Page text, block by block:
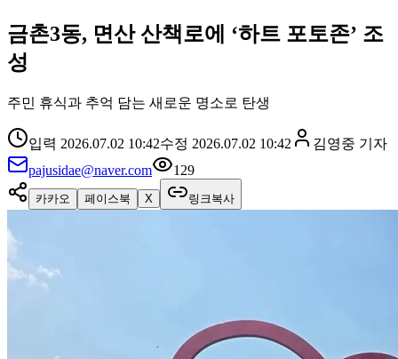
금촌3동, 면산 산책로에 ‘하트 포토존’ 조
성
주민 휴식과 추억 담는 새로운 명소로 탄생
입력 2026.07.02 10:42수정 2026.07.02 10:42 김영중 기자
pajusidae@naver.com
129
카카오 페이스북 X 링크복사